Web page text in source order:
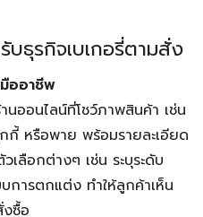
บธุรกิจเบเกอรี่ตามสั่ง
ออาชีพ
นออนไลน์ที่โชว์ภาพสินค้า เช่น
กี้ หรือพาย พร้อมรายละเอียด
เลือกต่างๆ เช่น ระบุระดับ
การตกแต่ง ทำให้ลูกค้าเห็น
ซื้อ